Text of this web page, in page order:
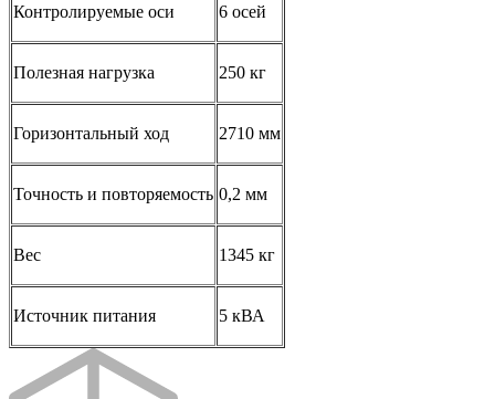
Контролируемые оси 6 осей
Полезная нагрузка 250 кг
Горизонтальный ход 2710 мм
Точность и повторяемость 0,2 мм
Вес 1345 кг
Источник питания 5 кВА